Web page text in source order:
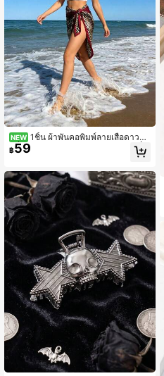
NEW 1ชิ้น ผ้าพันคอพิมพ์ลายเสือดาวสี่เ
หลี่ยมสำหรับผู้หญิง, ผ้าพันคอสามเหลี่ย
มแฟชั่น, อุปกรณ์เสริมผ้าพันคอแฟชั่น
฿59